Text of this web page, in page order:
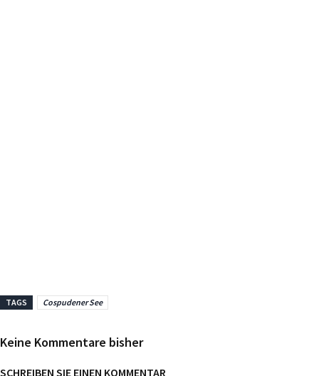
TAGS Cospudener See
Keine Kommentare bisher
SCHREIBEN SIE EINEN KOMMENTAR